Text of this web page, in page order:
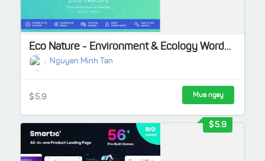
Eco Nature - Environment & Ecology WordPress Theme
Nguyen Minh Tan
5.9 Mua ngay
5.9